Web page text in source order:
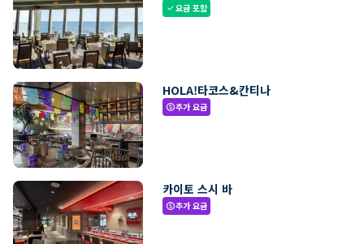
check요금 포함
HOLA!타코스&칸티나
paid추가 요금
카이토 스시 바
paid추가 요금